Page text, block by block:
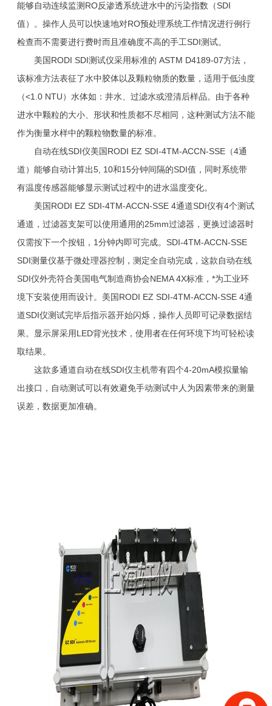
能够自动连续监测RO反渗透系统进水中的污染指数（SDI
值）。操作人员可以快速地对RO预处理系统工作情况进行例行
检查而不需要进行费时而且准确度不高的手工SDI测试。
美国RODI SDI测试仪采用标准的 ASTM D4189-07方法，
该标准方法表征了水中胶体以及颗粒物质的数量，适用于低浊度
（<1.0 NTU）水体如：井水、过滤水或澄清后样品。由于各种
进水中颗粒的大小、形状和性质都不尽相同，这种测试方法不能
作为衡量水样中的颗粒物数量的标准。
自动在线SDI仪美国RODI EZ SDI-4TM-ACCN-SSE（4通
道）能够自动计算出5, 10和15分钟间隔的SDI值，同时系统带
有温度传感器能够显示测试过程中的进水温度变化。
美国RODI EZ SDI-4TM-ACCN-SSE 4通道SDI仪有4个测试
通道，过滤器支架可以使用通用的25mm过滤器，更换过滤器时
仅需按下一个按钮，1分钟内即可完成。SDI-4TM-ACCN-SSE
SDI测量仪基于微处理器控制，测定全自动完成，这款自动在线
SDI仪外壳符合美国电气制造商协会NEMA 4X标准，*为工业环
境下安装使用而设计。美国RODI EZ SDI-4TM-ACCN-SSE 4通
道SDI仪测试完毕后指示器开始闪烁，操作人员即可记录数据结
果。显示屏采用LED背光技术，使用者在任何环境下均可轻松读
取结果。
这款多通道自动在线SDI仪主机带有四个4-20mA模拟量输
出接口，自动测试可以有效避免手动测试中人为因素带来的测量
误差，数据更加准确。